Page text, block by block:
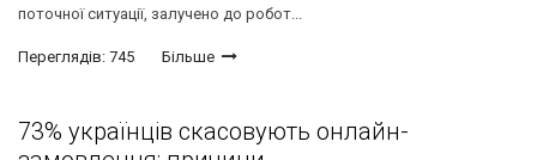
поточної ситуації, залучено до робот...
Переглядів: 745 Більше
73% українців скасовують онлайн-